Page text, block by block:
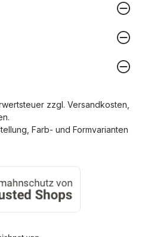
zzgl. Versandkosten
Farb- und Formvarianten